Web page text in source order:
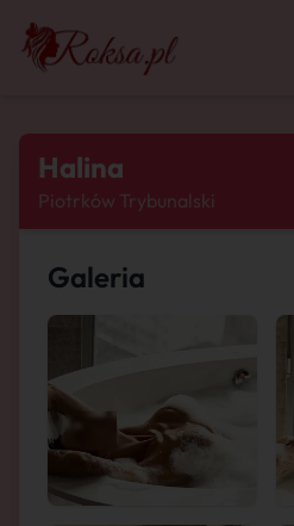
Halina
Piotrków Trybunalski
Galeria